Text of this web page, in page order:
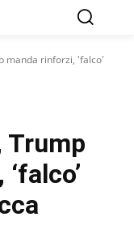
manda rinforzi, 'falco'
Trump